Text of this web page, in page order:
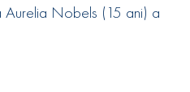
Aurelia Nobels (15 ani) a